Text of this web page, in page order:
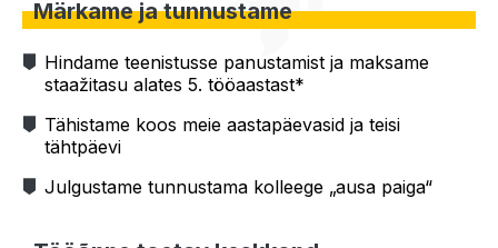
Märkame ja tunnustame
Hindame teenistusse panustamist ja maksame
staažitasu alates 5. tööaastast*
Tähistame koos meie aastapäevasid ja teisi
tähtpäevi
Julgustame tunnustama kolleege „ausa paiga“